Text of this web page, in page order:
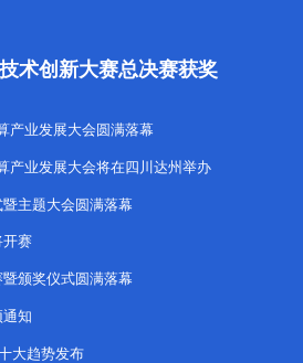
术创新大赛总决赛获奖
产业发展大会圆满落幕
产业发展大会将在四川达州举办
主题大会圆满落幕
赛
颁奖仪式圆满落幕
知
大趋势发布